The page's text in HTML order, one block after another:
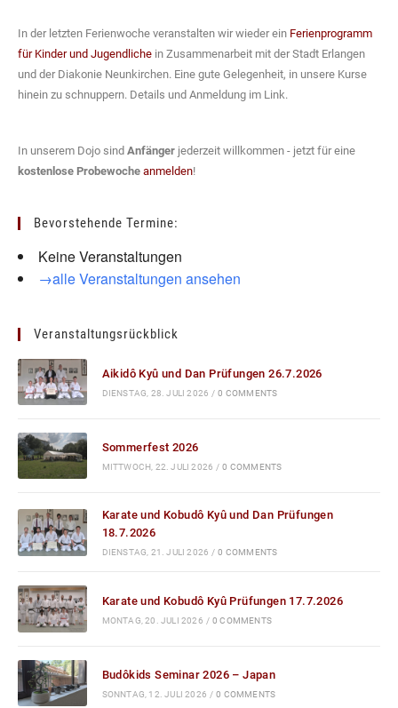
In der letzten Ferienwoche veranstalten wir wieder ein Ferienprogramm
für Kinder und Jugendliche in Zusammenarbeit mit der Stadt Erlangen
und der Diakonie Neunkirchen. Eine gute Gelegenheit, in unsere Kurse
hinein zu schnuppern. Details und Anmeldung im Link.
In unserem Dojo sind Anfänger jederzeit willkommen - jetzt für eine
kostenlose Probewoche anmelden!
Bevorstehende Termine:
Keine Veranstaltungen
→alle Veranstaltungen ansehen
Veranstaltungsrückblick
Aikidô Kyû und Dan Prüfungen 26.7.2026
DIENSTAG, 28. JULI 2026 / 0 COMMENTS
Sommerfest 2026
MITTWOCH, 22. JULI 2026 / 0 COMMENTS
Karate und Kobudô Kyû und Dan Prüfungen
18.7.2026
DIENSTAG, 21. JULI 2026 / 0 COMMENTS
Karate und Kobudô Kyû Prüfungen 17.7.2026
MONTAG, 20. JULI 2026 / 0 COMMENTS
Budôkids Seminar 2026 – Japan
SONNTAG, 12. JULI 2026 / 0 COMMENTS